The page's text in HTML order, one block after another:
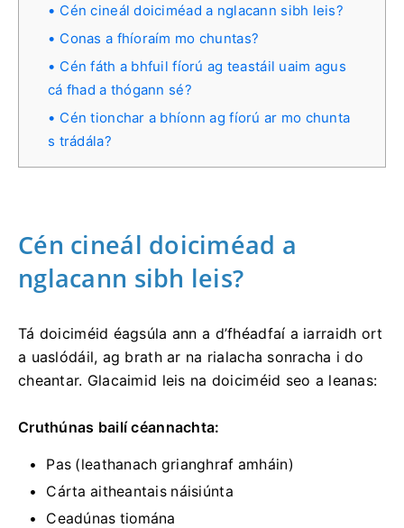
Cén cineál doiciméad a nglacann sibh leis?
Conas a fhíoraím mo chuntas?
Cén fáth a bhfuil fíorú ag teastáil uaim agus
cá fhad a thógann sé?
Cén tionchar a bhíonn ag fíorú ar mo chunta
s trádála?
Cén cineál doiciméad a
nglacann sibh leis?
Tá doiciméid éagsúla ann a d’fhéadfaí a iarraidh ort
a uaslódáil, ag brath ar na rialacha sonracha i do
cheantar. Glacaimid leis na doiciméid seo a leanas:
Cruthúnas bailí céannachta:
Pas (leathanach grianghraf amháin)
Cárta aitheantais náisiúnta
Ceadúnas tiomána